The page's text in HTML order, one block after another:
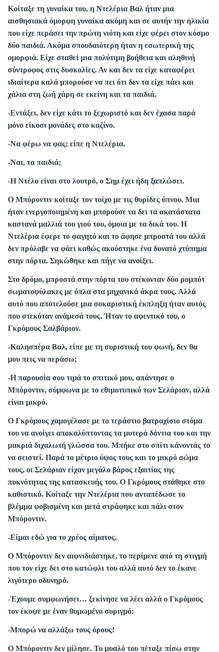
Κοίταξε τη γυναίκα του, η Ντελέρια Βαλ ήταν μια
αισθησιακά όμορφη γυναίκα ακόμη και σε αυτήν την ηλικία
που είχε περάσει την πρώτη νιότη και είχε φέρει στον κόσμο
δύο παιδιά. Ακόμα σπουδαιότερη ήταν η εσωτερική της
ομορφιά. Είχε σταθεί μια πολύτιμη βοήθεια και αληθινή
σύντροφος στις δυσκολίες. Αν και δεν τα είχε καταφέρει
ιδιαίτερα καλά μπορούσε να πει ότι δεν τα είχε πάει και
χάλια στη ζωή χάρη σε εκείνη και τα παιδιά.
-Εντάξει, δεν είχε κάτι το ξεχωριστό και δεν έχασα παρά
μόνο είκοσι μονάδες στο καζίνο.
-Να φέρω να φας; είπε η Ντελέρια.
-Ναι, τα παιδιά;
-Η Ντέλο είναι στο λουτρό, ο Σημ έχει ήδη ξαπλώσει.
Ο Μπόροντιν κοίταξε τον τοίχο με τις θυρίδες ύπνου. Μια
ήταν ενεργοποιημένη και μπορούσε να δει τα ακατάστατα
καστανά μαλλιά του γιού του, όμοια με τα δικά του. Η
Ντελέρια έφερε το φαγητό και το άφησε μπροστά του αλλά
δεν πρόλαβε να φάει καθώς ακούστηκε ένα δυνατό χτύπημα
στην πόρτα. Σηκώθηκε και πήγε να ανοίξει.
Στο δρόμο, μπροστά στην πόρτα του στέκονταν δύο ρομπότ
σωματοφύλακες με όπλα στα μηχανικά άκρα τους. Αλλά
αυτό που αποτελούσε μια σοκαριστική έκπληξη ήταν αυτός
που στεκόταν ανάμεσά τους. Ήταν το αφεντικό του, ο
Γκρόμους Σαλβάριον.
-Καλησπέρα Βαλ, είπε με τη συριστική του φωνή, δεν θα
μου πεις να περάσω;
-Η παρουσία σου τιμά το σπιτικό μου, απάντησε ο
Μπόροντιν, σύμφωνα με το εθιμοτυπικό των Σελάριαν, αλλά
είναι μικρό.
Ο Γκρόμους χαμογέλασε με το τεράστιο βατραχίσιο στόμα
του να ανοίγει αποκαλύπτοντας τα μυτερά δόντια του και την
μακριά διχαλωτή γλώσσα του. Μπήκε στο σπίτι κάνοντάς το
να σειστεί. Παρά το μέτριο ύψος τους και το μικρό σώμα
τους, οι Σελάριαν είχαν μεγάλο βάρος εξαιτίας της
πυκνότητας της κατασκευής του. Ο Γκρόμους στάθηκε στο
καθιστικό. Κοίταξε την Ντελέρια που ανταπέδωσε το
βλέμμα φοβισμένη και μετά στράφηκε και πάλι στον
Μπόροντιν.
-Είμαι εδώ για το χρέος αίματος.
Ο Μπόροντιν δεν αιφνιδιάστηκε, το περίμενε από τη στιγμή
που τον είχε δει στο κατώφλι του αλλά αυτό δεν το έκανε
λιγότερο οδυνηρό.
-Έχουμε συμφωνήσει… ξεκίνησε να λέει αλλά ο Γκρόμους
τον έκοψε με έναν θυμωμένο συριγμό:
-Μπορώ να αλλάξω τους όρους!
Ο Μπόροντιν δεν μίλησε. Το μυαλό του πέταξε πίσω στην